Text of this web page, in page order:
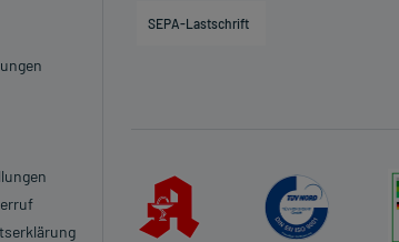
SEPA-Lastschrift